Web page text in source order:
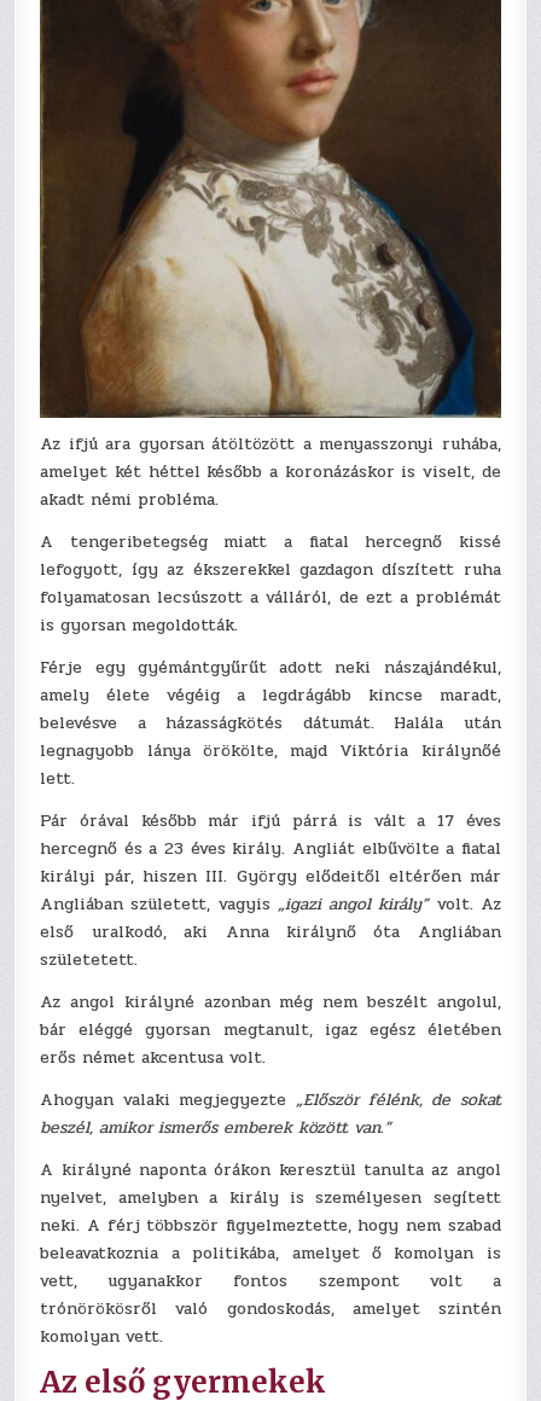
Az ifjú ara gyorsan átöltözött a menyasszonyi ruhába,
amelyet két héttel később a koronázáskor is viselt, de
akadt némi probléma.
A tengeribetegség miatt a fiatal hercegnő kissé
lefogyott, így az ékszerekkel gazdagon díszített ruha
folyamatosan lecsúszott a válláról, de ezt a problémát
is gyorsan megoldották.
Férje egy gyémántgyűrűt adott neki nászajándékul,
amely élete végéig a legdrágább kincse maradt,
belevésve a házasságkötés dátumát. Halála után
legnagyobb lánya örökölte, majd Viktória királynőé
lett.
Pár órával később már ifjú párrá is vált a 17 éves
hercegnő és a 23 éves király. Angliát elbűvölte a fiatal
királyi pár, hiszen III. György elődeitől eltérően már
Angliában született, vagyis „igazi angol király”volt. Az
első uralkodó, aki Anna királynő óta Angliában
születetett.
Az angol királyné azonban még nem beszélt angolul,
bár eléggé gyorsan megtanult, igaz egész életében
erős német akcentusa volt.
Ahogyan valaki megjegyezte „Először félénk, de sokat
beszél, amikor ismerős emberek között van.”
A királyné naponta órákon keresztül tanulta az angol
nyelvet, amelyben a király is személyesen segített
neki. A férj többször figyelmeztette, hogy nem szabad
beleavatkoznia a politikába, amelyet ő komolyan is
vett, ugyanakkor fontos szempont volt a
trónörökösről való gondoskodás, amelyet szintén
komolyan vett.
Az első gyermekek